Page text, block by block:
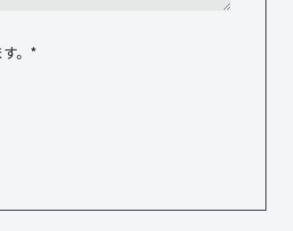
。 *